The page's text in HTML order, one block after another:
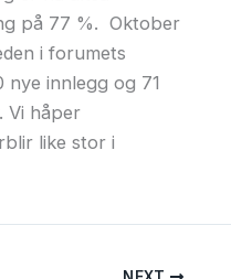
på 77 %. Oktober
i forumets
nye innlegg og 71
Vi håper
like stor i